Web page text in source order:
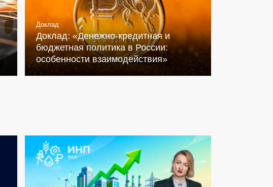
Доклад
Доклад: «Денежно-кредитная и
бюджетная политика в России:
особенности взаимодействия»